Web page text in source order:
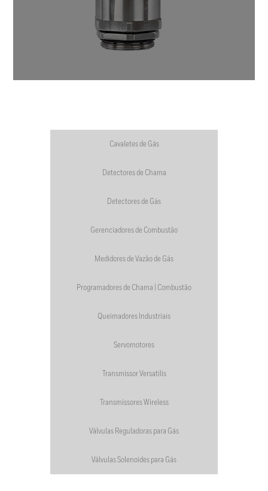
Cavaletes de Gás
Detectores de Chama
Detectores de Gás
Gerenciadores de Combustão
Medidores de Vazão de Gás
Programadores de Chama | Combustão
Queimadores Industriais
Servomotores
Transmissor Versatilis
Transmissores Wireless
Válvulas Reguladoras para Gás
Válvulas Solenoides para Gás